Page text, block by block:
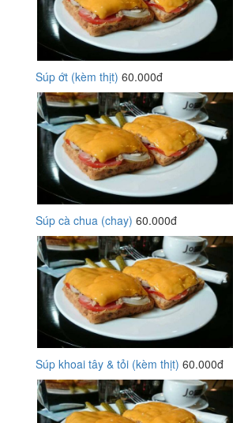
Súp ớt (kèm thịt) 60.000đ
Súp cà chua (chay) 60.000đ
Súp khoai tây & tỏi (kèm thịt) 60.000đ